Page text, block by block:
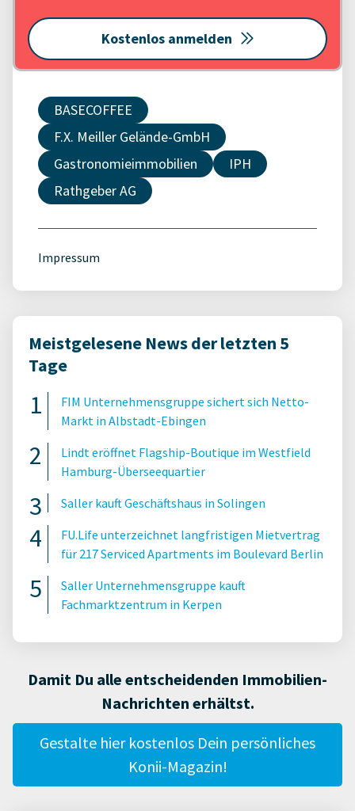
Kostenlos anmelden
BASECOFFEE
F.X. Meiller Gelände-GmbH
Gastronomieimmobilien
IPH
Rathgeber AG
Impressum
Meistgelesene News der letzten 5
Tage
FIM Unternehmensgruppe sichert sich Netto-
Markt in Albstadt-Ebingen
Lindt eröffnet Flagship-Boutique im Westfield
Hamburg-Überseequartier
Saller kauft Geschäftshaus in Solingen
FU.Life unterzeichnet langfristigen Mietvertrag
für 217 Serviced Apartments im Boulevard Berlin
Saller Unternehmensgruppe kauft
Fachmarktzentrum in Kerpen
Damit Du alle entscheidenden Immobilien-
Nachrichten erhältst.
Gestalte hier kostenlos Dein persönliches
Konii-Magazin!